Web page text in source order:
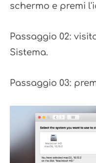
schermo e premi
Passaggio 02:
Sistema.
Passaggio 03: